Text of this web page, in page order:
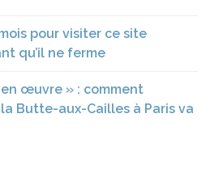
pour visiter ce site
qu’il ne ferme
œuvre » : comment
Butte-aux-Cailles à Paris va